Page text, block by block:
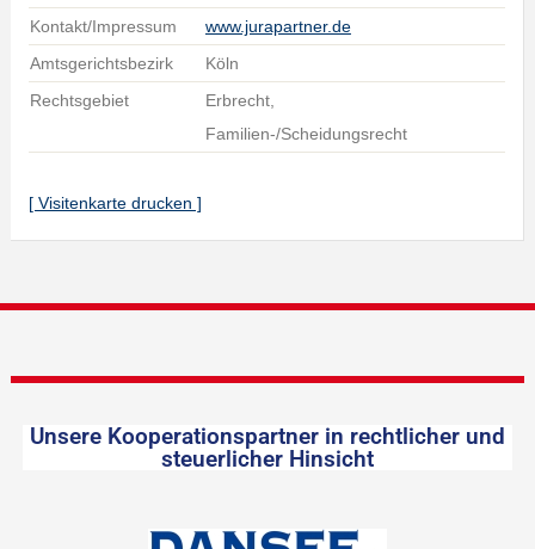
Kontakt/Impressum
www.jurapartner.de
Amtsgerichtsbezirk
Köln
Rechtsgebiet
Erbrecht,
Familien-/Scheidungsrecht
[ Visitenkarte drucken ]
Unsere Kooperationspartner in rechtlicher und
steuerlicher Hinsicht